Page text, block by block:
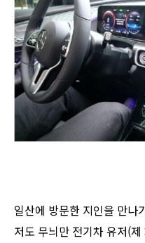
일산에 방문한 지인을 만나
저도 무늬만 전기차 유저(